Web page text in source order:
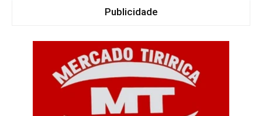
Publicidade